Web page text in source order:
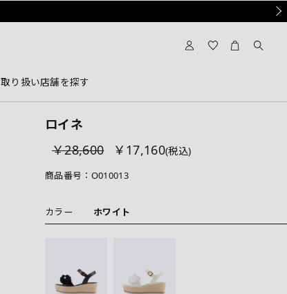
取り扱い店舗を探す
ロイネ
￥28,600
￥17,160(税込)
商品番号： O010013
カラー ホワイト